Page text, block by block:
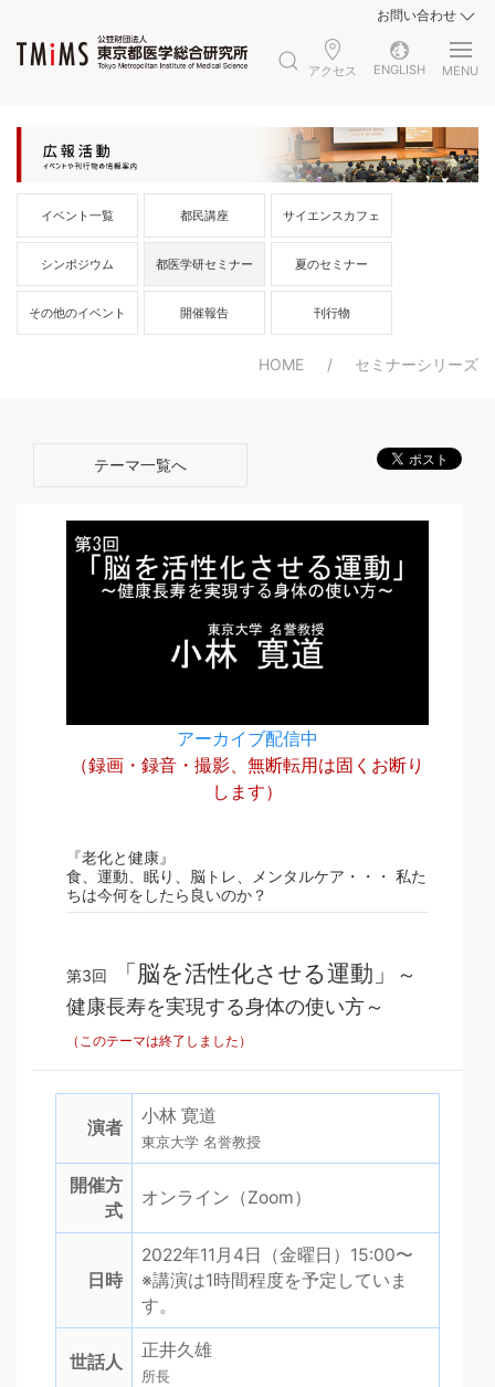
お問い合わせ
アクセス ENGLISH MENU
イベント一覧 都民講座 サイエンスカフェ
シンポジウム 都医学研セミナー 夏のセミナー
その他のイベント 開催報告 刊行物
HOME セミナーシリーズ
テーマ一覧へ
アーカイブ配信中
（録画・録音・撮影、無断転用は固くお断り
します）
『老化と健康』
食、運動、眠り、脳トレ、メンタルケア・・・ 私た
ちは今何をしたら良いのか？
第3回 「脳を活性化させる運動」
～
健康長寿を実現する身体の使い方～
（このテーマは終了しました）
演者
小林 寛道
東京大学 名誉教授
開催方
式
オンライン（Zoom）
日時
2022年11月4日（金曜日）15:00〜
※講演は1時間程度を予定していま
す。
世話人
正井久雄
所長